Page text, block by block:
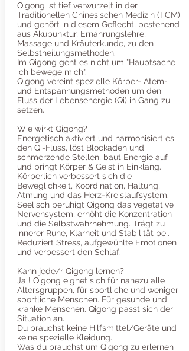
Qigong ist tief verwurzelt in der
Traditionellen Chinesischen Medizin (TCM)
und gehört in diesem Geflecht, bestehend
aus Akupunktur, Ernährungslehre,
Massage und Kräuterkunde, zu den
Selbstheilungsmethoden.
Im Qigong geht es nicht um "Hauptsache
ich bewege mich".
Qigong vereint spezielle Körper- Atem-
und Entspannungsmethoden um den
Fluss der Lebensenergie (Qi) in Gang zu
setzen.
Wie wirkt Qigong?
Energetisch aktiviert und harmonisiert es
den Qi-Fluss, löst Blockaden und
schmerzende Stellen, baut Energie auf
und bringt Körper & Geist in Einklang.
Körperlich verbessert sich die
Beweglichkeit, Koordination, Haltung,
Atmung und das Herz-Kreislaufsystem.
Seelisch beruhigt Qigong das vegetative
Nervensystem, erhöht die Konzentration
und die Selbstwahrnehmung. Trägt zu
innerer Ruhe, Klarheit und Stabilität bei.
Reduziert Stress, aufgewühlte Emotionen
und verbessert den Schlaf.
Kann jede/r Qigong lernen?
Ja ! Qigong eignet sich für nahezu alle
Altersgruppen, für sportliche und weniger
sportliche Menschen. Für gesunde und
kranke Menschen. Qigong passt sich der
Situation an.
Du brauchst keine Hilfsmittel/Geräte und
keine spezielle Kleidung.
Was du brauchst um Qigong zu erlernen